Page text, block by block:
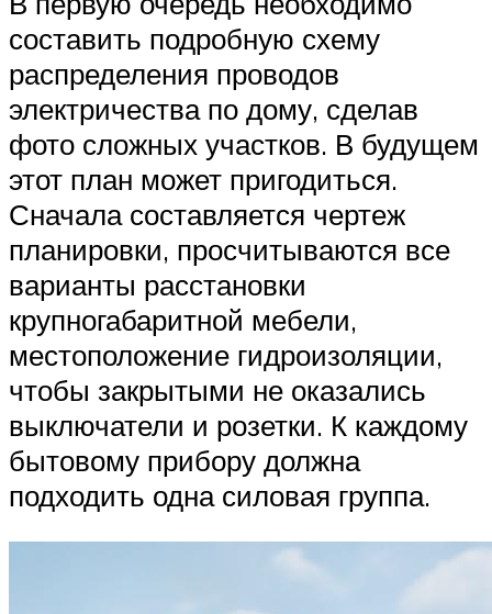
составить подробную схему
распределения проводов
электричества по дому, сделав
фото сложных участков. В будущем
этот план может пригодиться.
Сначала составляется чертеж
планировки, просчитываются все
варианты расстановки
крупногабаритной мебели,
местоположение гидроизоляции,
чтобы закрытыми не оказались
выключатели и розетки. К каждому
бытовому прибору должна
подходить одна силовая группа.